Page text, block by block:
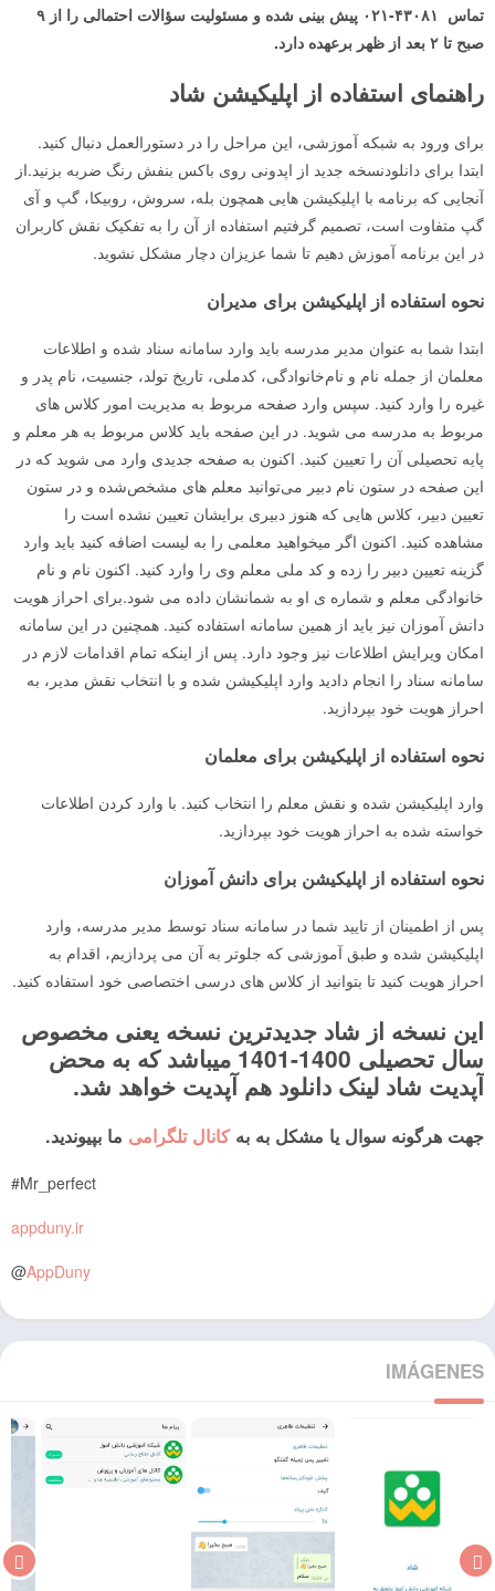
تماس ۴۳۰۸۱-۰۲۱ پیش بینی شده و مسئولیت سؤالات احتمالی را از ۹
صبح تا ۲ بعد از ظهر برعهده دارد.
راهنمای استفاده از اپلیکیشن شاد
برای ورود به شبکه آموزشی، این مراحل را در دستورالعمل دنبال کنید.‏
ابتدا برای دانلودنسخه جدید از اپدونی روی باکس بنفش رنگ ضربه بزنید.از
آنجایی که برنامه با اپلیکیشن هایی همچون بله، سروش، روبیکا، گپ و آی
گپ متفاوت است، تصمیم گرفتیم استفاده از آن را به تفکیک نقش کاربران
در این برنامه آموزش دهیم تا شما عزیزان دچار مشکل نشوید.
نحوه استفاده از اپلیکیشن برای مدیران
ابتدا شما به عنوان مدیر مدرسه باید وارد سامانه سناد شده و اطلاعات
معلمان از جمله نام و نام‌خانوادگی، کد‌ملی، تاریخ تولد، جنسیت، نام پدر و
غیره را وارد کنید. سپس وارد صفحه مربوط به مدیریت امور کلاس های
مربوط به مدرسه می شوید. در این صفحه باید کلاس مربوط به هر معلم و
پایه تحصیلی آن را تعیین کنید. اکنون به صفحه جدیدی وارد می شوید که در
این صفحه در ستون نام دبیر می‌توانید معلم های مشخص‌شده و در ستون
تعیین دبیر، کلاس هایی که هنوز دبیری برایشان تعیین نشده است را
مشاهده کنید. اکنون اگر میخواهید معلمی را به لیست اضافه کنید باید وارد
گزینه تعیین دبیر را زده و کد ملی معلم وی را وارد کنید. اکنون نام و نام
خانوادگی معلم و شماره ی او به شما‌نشان داده می شود.برای احراز هویت
دانش آموزان نیز باید از همین‌ سامانه استفاده کنید. همچنین در این سامانه
امکان ویرایش اطلاعات نیز وجود دارد. پس از اینکه تمام اقدامات لازم در
سامانه سناد را انجام دادید وارد اپلیکیشن ‌شده و با انتخاب نقش مدیر، به
احراز هویت خود بپردازید.
نحوه استفاده از اپلیکیشن برای معلمان
وارد اپلیکیشن شده و نقش معلم را انتخاب کنید. با وارد کردن اطلاعات
خواسته شده به احراز هویت خود بپردازید.
نحوه استفاده از اپلیکیشن برای دانش آموزان
پس از اطمینان از تایید شما در سامانه سناد توسط مدیر مدرسه، وارد
اپلیکیشن ‌شده و طبق آموزشی که جلوتر به آن می پردازیم، اقدام به
احراز هویت کنید تا بتوانید از کلاس های درسی اختصاصی خود استفاده کنید.
این نسخه از شاد جدیدترین نسخه یعنی مخصوص
سال تحصیلی 1400-1401 میباشد که به محض
آپدیت شاد لینک دانلود هم آپدیت خواهد شد.
جهت هرگونه سوال یا مشکل به بهکانال تلگرامی ما بپیوندید.
Mr_perfect#
appduny.ir
AppDuny
@
IMÁGENES